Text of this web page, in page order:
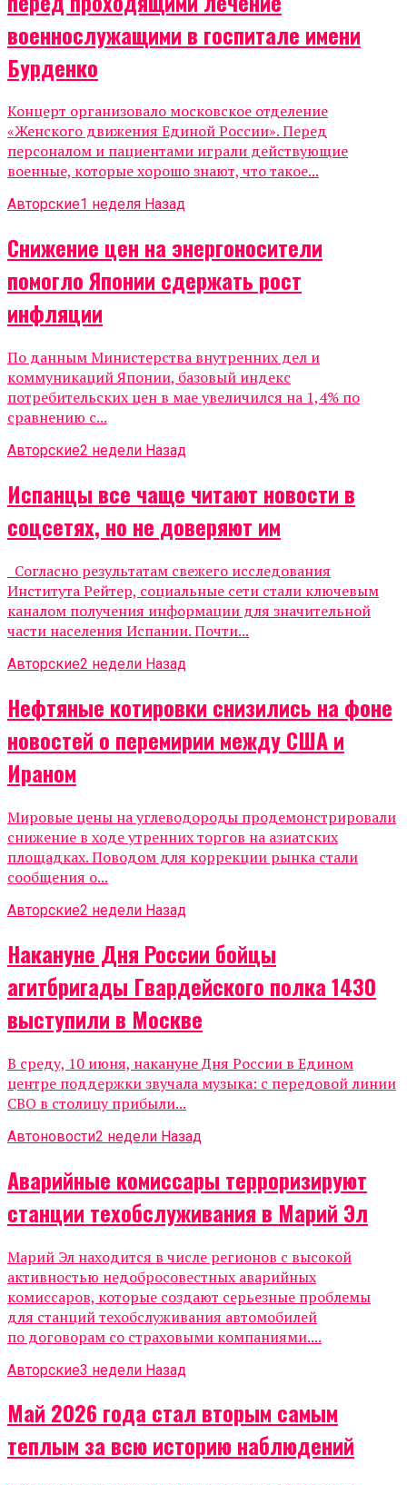
военнослужащими в госпитале имени
Бурденко
Концерт организовало московское отделение
«Женского движения Единой России». Перед
персоналом и пациентами играли действующие
военные, которые хорошо знают, что такое...
Авторские1 неделя Назад
Снижение цен на энергоносители
помогло Японии сдержать рост
инфляции
По данным Министерства внутренних дел и
коммуникаций Японии, базовый индекс
потребительских цен в мае увеличился на 1,4% по
сравнению с...
Авторские2 недели Назад
Испанцы все чаще читают новости в
соцсетях, но не доверяют им
Согласно результатам свежего исследования
Института Рейтер, социальные сети стали ключевым
каналом получения информации для значительной
части населения Испании. Почти...
Авторские2 недели Назад
Нефтяные котировки снизились на фоне
новостей о перемирии между США и
Ираном
Мировые цены на углеводороды продемонстрировали
снижение в ходе утренних торгов на азиатских
площадках. Поводом для коррекции рынка стали
сообщения о...
Авторские2 недели Назад
Накануне Дня России бойцы
агитбригады Гвардейского полка 1430
выступили в Москве
В среду, 10 июня, накануне Дня России в Едином
центре поддержки звучала музыка: с передовой линии
СВО в столицу прибыли...
Автоновости2 недели Назад
Аварийные комиссары терроризируют
станции техобслуживания в Марий Эл
Марий Эл находится в числе регионов с высокой
активностью недобросовестных аварийных
комиссаров, которые создают серьезные проблемы
для станций техобслуживания автомобилей
по договорам со страховыми компаниями....
Авторские3 недели Назад
Май 2026 года стал вторым самым
теплым за всю историю наблюдений